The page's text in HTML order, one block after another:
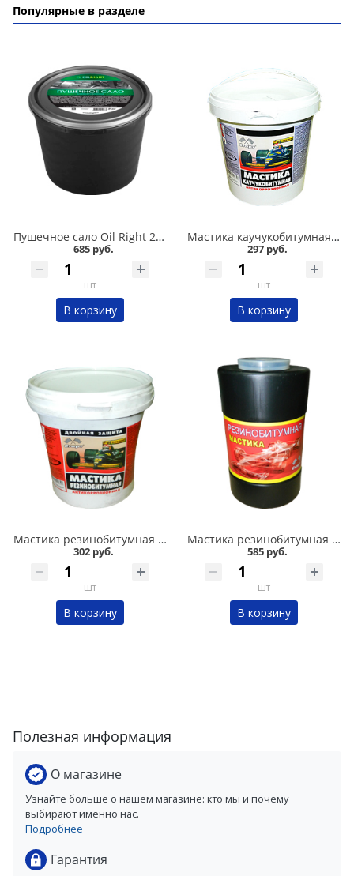
Популярные в разделе
Пушечное сало Oil Right 2 кг в Кургане
685 руб.
шт
В корзину
Мастика каучукобитумная СТАРТ 1л в Кургане
297 руб.
шт
В корзину
Мастика резинобитумная СТАРТ 1л в Кургане
302 руб.
шт
В корзину
Мастика резинобитумная СТАРТ 1,8л в Кургане
585 руб.
шт
В корзину
Полезная информация
О магазине
Узнайте больше о нашем магазине: кто мы и почему
выбирают именно нас.
Подробнее
Гарантия